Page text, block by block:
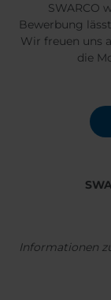
SWARCO
Bewerbung
Wir freuen uns
die
Informationen